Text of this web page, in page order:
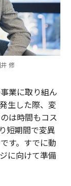
修
業に取り組ん
生した際、変
は時間もコス
短期間で変異
す。すでに動
に向けて準備